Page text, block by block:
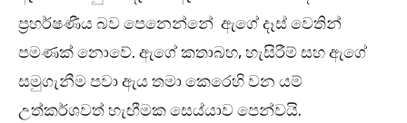
ප්‍රහර්ෂණීය බව පෙනෙන්නේ ඇගේ දෑස් වෙතින්
පමණක් නොවේ. ඇගේ කතාබහ, හැසිරීම් සහ ඇගේ
සමුගැනීම පවා ඇය තමා කෙරෙහි වන යම්
උත්කර්ශවත් හැඟීමක සෙය්යාව පෙන්වයි.